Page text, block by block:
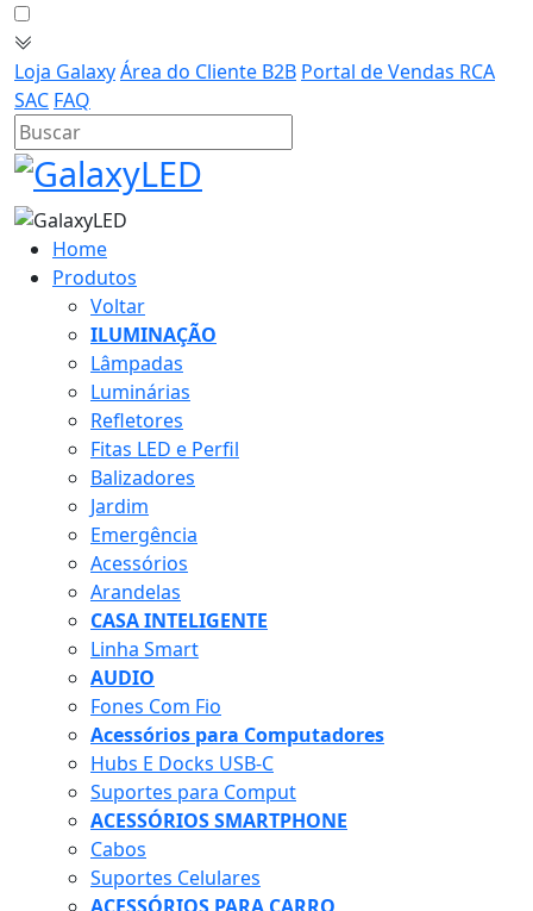
Loja GalaxyÁrea do Cliente B2B Portal de Vendas RCA
SAC FAQ
Home
Produtos
Voltar
ILUMINAÇÃO
Lâmpadas
Luminárias
Refletores
Fitas LED e Perfil
Balizadores
Jardim
Emergência
Acessórios
Arandelas
CASA INTELIGENTE
Linha Smart
AUDIO
Fones Com Fio
Acessórios para Computadores
Hubs E Docks USB-C
Suportes para Comput
ACESSÓRIOS SMARTPHONE
Cabos
Suportes Celulares